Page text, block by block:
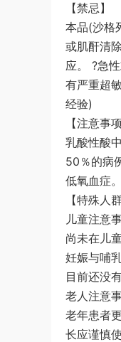
【禁忌】
本品(沙格
或肌酐清
应。 ?急
有严重超
经验)
【注意事项
乳酸性酸
50％的病
低氧血症
【特殊人
儿童注意
尚未在儿
妊娠与哺
目前还没
老人注意
老年患者
长应谨慎